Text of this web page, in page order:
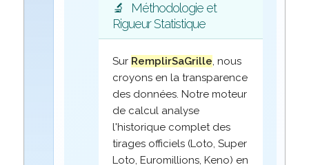
🔬
Méthodologie et
Rigueur Statistique
Sur RemplirSaGrille, nous
croyons en la transparence
des données. Notre moteur
de calcul analyse
l'historique complet des
tirages officiels (Loto, Super
Loto, Euromillions, Keno) en